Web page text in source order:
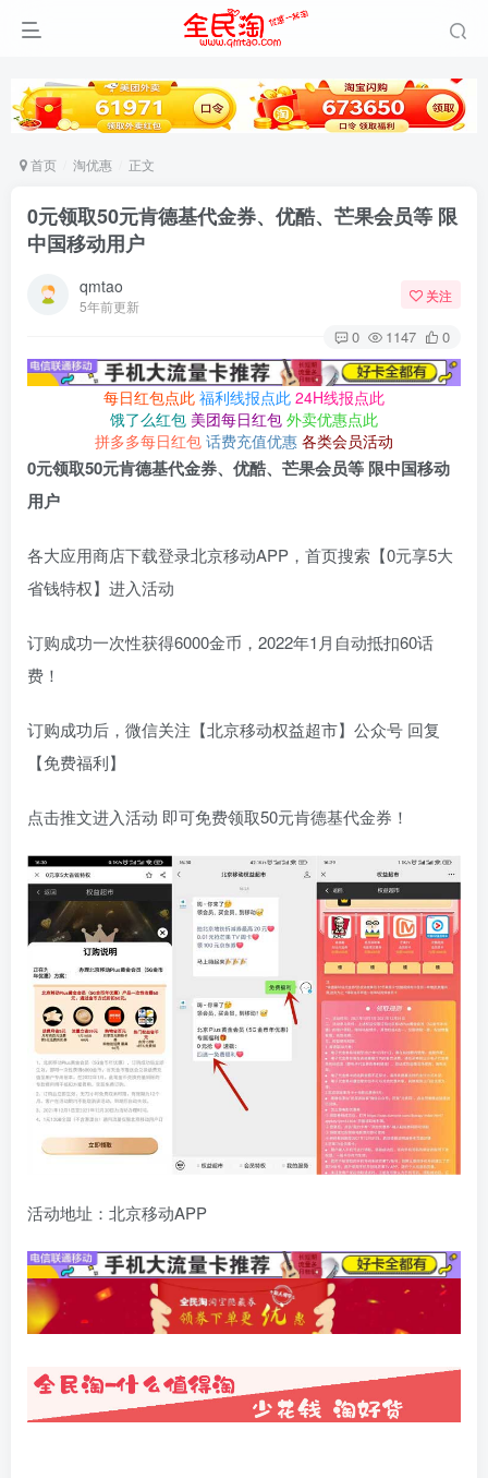
首页 淘优惠 正文
0元领取50元肯德基代金券、优酷、芒果会员等 限
中国移动用户
qmtao
5年前更新
关注
0 1147 0
每日红包点此 福利线报点此 24H线报点此
饿了么红包 美团每日红包 外卖优惠点此
拼多多每日红包 话费充值优惠 各类会员活动
0元领取50元肯德基代金券、优酷、芒果会员等 限中国移动
用户
各大应用商店下载登录北京移动APP，首页搜索【0元享5大
省钱特权】进入活动
订购成功一次性获得6000金币，2022年1月自动抵扣60话
费！
订购成功后，微信关注【北京移动权益超市】公众号 回复
【免费福利】
点击推文进入活动 即可免费领取50元肯德基代金券！
活动地址：北京移动APP